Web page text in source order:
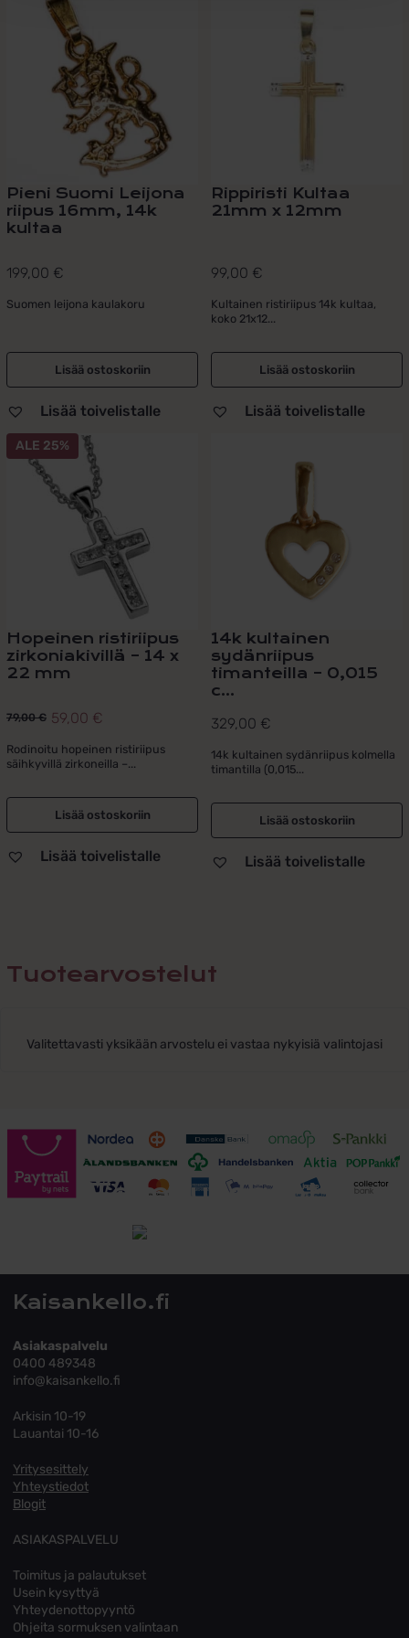
Pieni Suomi Leijona
riipus 16mm, 14k
kultaa
199,00 €
Suomen leijona kaulakoru
Lisää ostoskoriin
Lisää toivelistalle
Rippiristi Kultaa
21mm x 12mm
99,00 €
Kultainen ristiriipus 14k kultaa,
koko 21x12...
Lisää ostoskoriin
Lisää toivelistalle
ALE 25%
Hopeinen ristiriipus
zirkoniakivillä – 14 x
22 mm
79,00€
Alkuperäinen
hinta
oli:
79,00 €.
59,00 €
Nykyinen
hinta
on:
59,00 €.
Rodinoitu hopeinen ristiriipus
säihkyvillä zirkoneilla –...
Lisää ostoskoriin
Lisää toivelistalle
14k kultainen
sydänriipus
timanteilla – 0,015
c...
329,00 €
14k kultainen sydänriipus kolmella
timantilla (0,015...
Lisää ostoskoriin
Lisää toivelistalle
Tuotearvostelut
Valitettavasti yksikään arvostelu ei vastaa nykyisiä valintojasi
Toimitusehdot
Kaisankello.fi
Asiakaspalvelu
0400 489348
info@kaisankello.fi
Arkisin 10-19
Lauantai 10-16
Yritysesittely
Yhteystiedot
Blogit
ASIAKASPALVELU
Toimitus ja palautukset
Usein kysyttyä
Yhteydenottopyyntö
Ohjeita sormuksen valintaan